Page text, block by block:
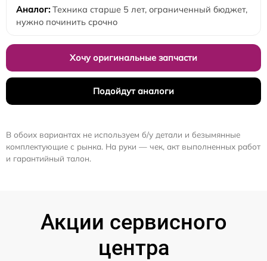
Техника старше 5 лет, ограниченный бюджет,
нужно починить срочно
Хочу оригинальные запчасти
Подойдут аналоги
В обоих вариантах не используем б/у детали и безымянные
комплектующие с рынка. На руки — чек, акт выполненных работ
и гарантийный талон.
Акции сервисного
центра